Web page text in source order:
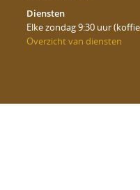
Diensten
Elke zondag 9:30 uur
Overzicht van diensten